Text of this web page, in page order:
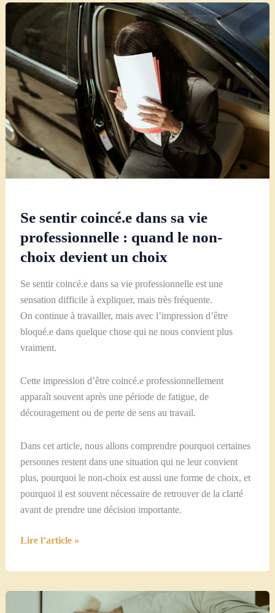
professionnel
faut-
il
s’inquiéter
ou
les
écouter
?
Se sentir coincé.e dans sa vie
professionnelle : quand le non-
choix devient un choix
Se sentir coincé.e dans sa vie professionnelle est une
sensation difficile à expliquer, mais très fréquente.
On continue à travailler, mais avec l’impression d’être
bloqué.e dans quelque chose qui ne nous convient plus
vraiment.
Cette impression d’être coincé.e professionnellement
apparaît souvent après une période de fatigue, de
découragement ou de perte de sens au travail.
Dans cet article, nous allons comprendre pourquoi certaines
personnes restent dans une situation qui ne leur convient
plus, pourquoi le non-choix est aussi une forme de choix, et
pourquoi il est souvent nécessaire de retrouver de la clarté
avant de prendre une décision importante.
Se
coincé.e
Lire l’article »